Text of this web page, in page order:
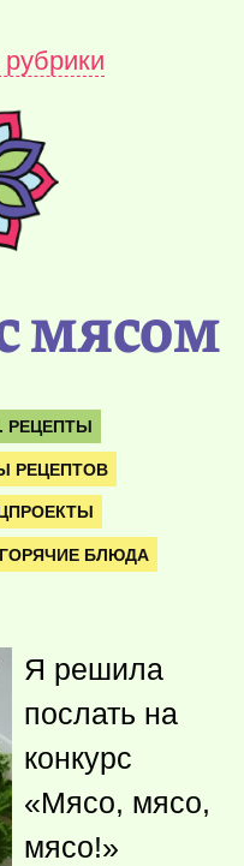
мясом
РЕЦЕПТЫ
РЕЦЕПТОВ
БЛЮДА
Я решила
послать на
конкурс
«Мясо, мясо,
мясо!»